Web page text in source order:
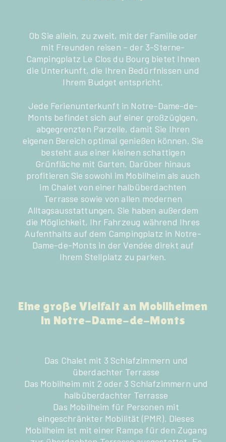
Ob Sie allein, zu zweit, mit der Familie oder
mit Freunden reisen – der 3-Sterne-
Campingplatz Le Clos du Bourg bietet Ihnen
die Unterkunft, die Ihren Bedürfnissen und
Ihrem Budget entspricht.
Jede Ferienunterkunft in Notre-Dame-de-
Monts befindet sich auf einer großzügigen,
abgegrenzten Parzelle, damit Sie Ihren
eigenen Bereich optimal genießen können. Sie
besteht aus einer kleinen schattigen
Grünfläche mit Garten. Darüber hinaus
profitieren Sie sowohl im Mobilheim als auch
im Chalet von einer halbüberdachten
Terrasse sowie von allen modernen
Alltagsausstattungen. Sie haben außerdem
die Möglichkeit, Ihr Fahrzeug während Ihres
Aufenthalts auf dem Campingplatz in Notre-
Dame-de-Monts in der Vendée direkt auf
Ihrem Stellplatz zu parken.
Eine große Vielfalt an Mobilheimen
in Notre-Dame-de-Monts
Das Chalet mit 3 Schlafzimmern und
überdachter Terrasse
Das Mobilheim mit 2 oder 3 Schlafzimmern und
halbüberdachter Terrasse
Das Mobilheim für Personen mit
eingeschränkter Mobilität (PMR). Dieses
Mobilheim ist mit einer Rampe für den Zugang